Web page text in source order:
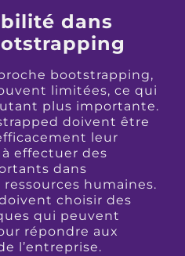
dans
bootstrapping,
limitées, ce qui
plus importante.
doivent être
leur
effectuer des
dans
humaines.
choisir des
qui peuvent
répondre aux
l’entreprise.